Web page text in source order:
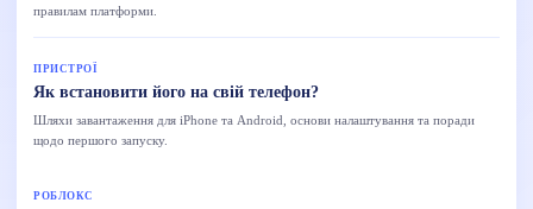
правилам платформи.
ПРИСТРОЇ
Як встановити його на свій телефон?
Шляхи завантаження для iPhone та Android, основи налаштування та поради
щодо першого запуску.
РОБЛОКС